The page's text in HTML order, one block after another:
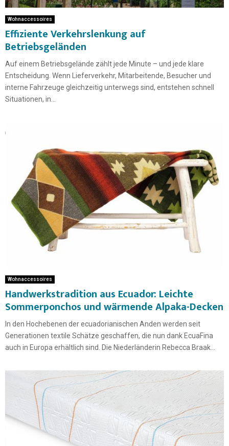
Wohnaccessoires
Effiziente Verkehrslenkung auf
Betriebsgeländen
Auf einem Betriebsgelände zählt jede Minute – und jede klare
Entscheidung. Wenn Lieferverkehr, Mitarbeitende, Besucher und
interne Fahrzeuge gleichzeitig unterwegs sind, entstehen schnell
Situationen, in...
Wohnaccessoires
Handwerkstradition aus Ecuador: Leichte
Sommerponchos und wärmende Alpaka-Decken
In den Hochebenen der ecuadorianischen Anden werden seit
Generationen textile Schätze geschaffen, die nun dank EcuaFina
auch in Europa erhältlich sind. Die Niederländerin Rebecca Braak...